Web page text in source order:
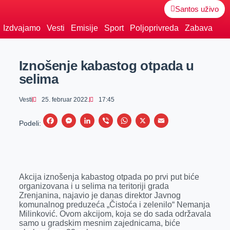
Santos uživo
Izdvajamo Vesti Emisije Sport Poljoprivreda Zabava
Iznošenje kabastog otpada u
selima
Vesti 25. februar 2022. 17:45
Podeli:
F
b
o
o
k
M
e
n
g
e
L
e
d
I
n
V
r
W
s
A
p
p
X
E
Akcija iznošenja kabastog otpada po prvi put biće
organizovana i u selima na teritoriji grada
Zrenjanina, najavio je danas direktor Javnog
komunalnog preduzeća „Čistoća i zelenilo“ Nemanja
Milinković. Ovom akcijom, koja se do sada održavala
samo u gradskim mesnim zajednicama, biće